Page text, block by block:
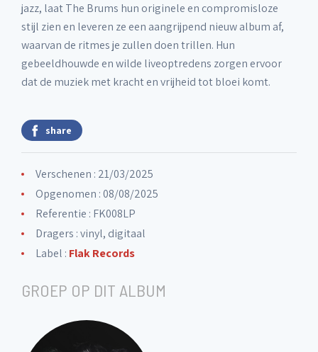
8. Soleil Noir 5
jazz, laat The Brums hun originele en compromisloze
stijl zien en leveren ze een aangrijpend nieuw album af,
waarvan de ritmes je zullen doen trillen. Hun
gebeeldhouwde en wilde liveoptredens zorgen ervoor
dat de muziek met kracht en vrijheid tot bloei komt.
share
Verschenen : 21/03/2025
Opgenomen : 08/08/2025
Referentie : FK008LP
Dragers : vinyl, digitaal
Label : Flak Records
GROEP OP DIT ALBUM